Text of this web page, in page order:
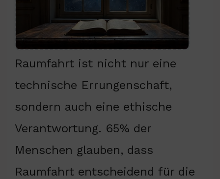
Raumfahrt ist nicht nur eine
technische Errungenschaft,
sondern auch eine ethische
Verantwortung. 65% der
Menschen glauben, dass
Raumfahrt entscheidend für die